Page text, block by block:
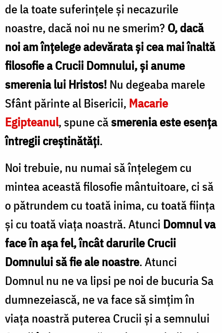
de la toate suferinţele şi necazurile
noastre, dacă noi nu ne smerim? O, dacă
noi am înţelege adevărata şi cea mai înaltă
filosofie a Crucii Domnului, şi anume
smerenia lui Hristos! Nu degeaba marele
Sfânt părinte al Bisericii, Macarie
Egipteanul, spune căsmerenia este esenţa
întregii creştinătăţi.
Noi trebuie, nu numai să înţelegem cu
mintea această filosofie mântuitoare, ci să
o pătrundem cu toată inima, cu toată fiinţa
şi cu toată viaţa noastră. Atunci Domnul va
face în aşa fel, încât darurile Crucii
Domnului să fie ale noastre. Atunci
Domnul nu ne va lipsi pe noi de bucuria Sa
dumnezeiască, ne va face să simţim în
viaţa noastră puterea Crucii şi a semnului